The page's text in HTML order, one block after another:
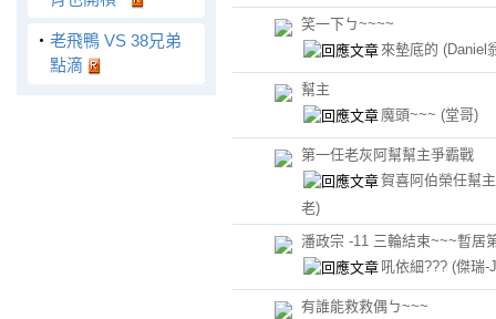
‧ 老飛鴨 VS 38兄弟
點滴
笑一下ㄅ~~~~
來墊底的 (Daniel
幫主
魔頭~~~ (堂哥)
第一任老灰阿幫幫主爭霸戰
賀喜阿伯榮任幫
老)
潘政宗 -11 三輪結束~~~暫居
吼依細??? (傑瑞-
有誰能救救偶ㄅ~~~